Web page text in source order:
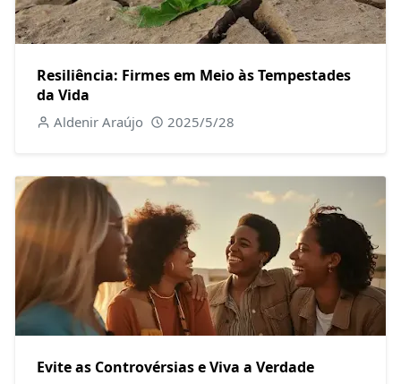
Resiliência: Firmes em Meio às Tempestades
da Vida
Aldenir Araújo 2025/5/28
Evite as Controvérsias e Viva a Verdade